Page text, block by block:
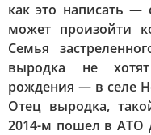
как это написать —
может произойти
Семья
выродка не
рождения — в селе
Отец выродка,
2014-м пошел в АТО